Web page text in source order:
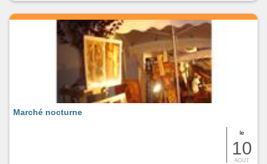
le
10
AOUT
Marché nocturne